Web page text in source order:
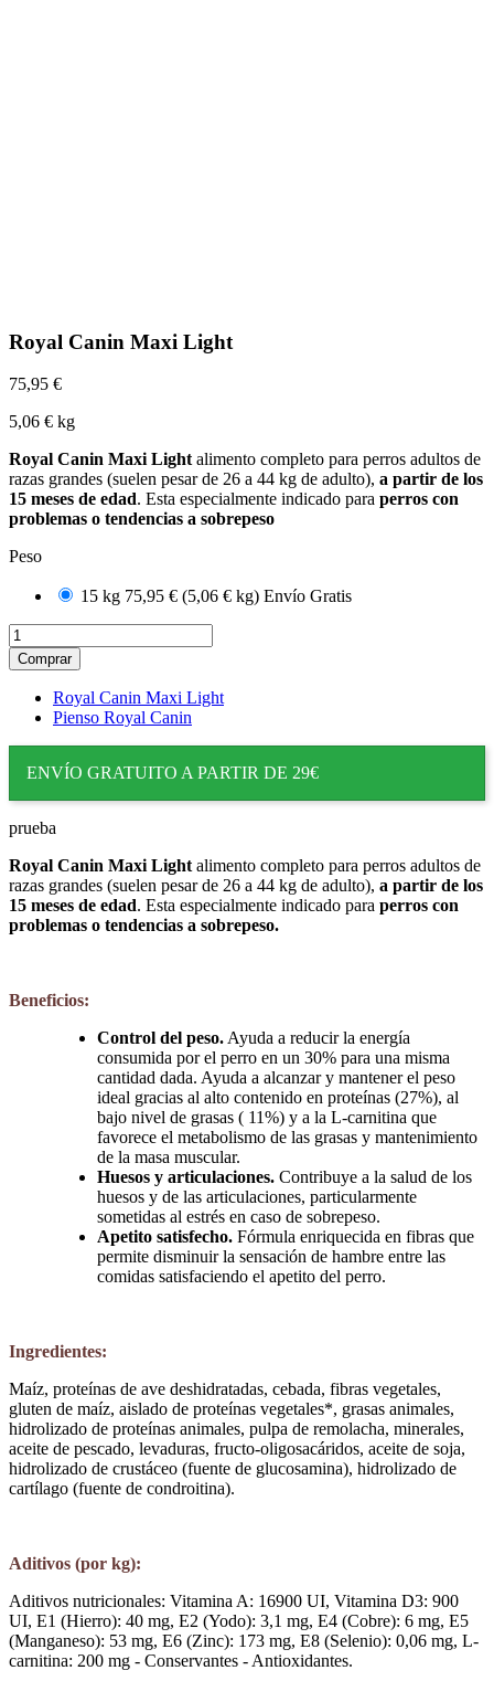
Royal Canin Maxi Light
75,95 €
5,06 € kg
Royal Canin Maxi Lightalimento completo para perros adultos de
razas grandes (suelen pesar de 26 a 44 kg de adulto), a partir de los
15 meses de edad. Esta especialmente indicado para perros con
problemas o tendencias a sobrepeso
Peso
15 kg 75,95 € (5,06 € kg) Envío Gratis
Comprar
Royal Canin Maxi Light
Pienso Royal Canin
ENVÍO GRATUITO A PARTIR DE 29€
prueba
Royal Canin Maxi Lightalimento completo para perros adultos de
razas grandes (suelen pesar de 26 a 44 kg de adulto), a partir de los
15 meses de edad. Esta especialmente indicado para perros con
problemas o tendencias a sobrepeso.
Beneficios:
Control del peso.Ayuda a reducir la energía
consumida por el perro en un 30% para una misma
cantidad dada. Ayuda a alcanzar y mantener el peso
ideal gracias al alto contenido en proteínas (27%), al
bajo nivel de grasas ( 11%) y a la L-carnitina que
favorece el metabolismo de las grasas y mantenimiento
de la masa muscular.
Huesos y articulaciones. Contribuye a la salud de los
huesos y de las articulaciones, particularmente
sometidas al estrés en caso de sobrepeso.
Apetito satisfecho. Fórmula enriquecida en fibras que
permite disminuir la sensación de hambre entre las
comidas satisfaciendo el apetito del perro.
Ingredientes:
Maíz, proteínas de ave deshidratadas, cebada, fibras vegetales,
gluten de maíz, aislado de proteínas vegetales*, grasas animales,
hidrolizado de proteínas animales, pulpa de remolacha, minerales,
aceite de pescado, levaduras, fructo-oligosacáridos, aceite de soja,
hidrolizado de crustáceo (fuente de glucosamina), hidrolizado de
cartílago (fuente de condroitina).
Aditivos (por kg):
Aditivos nutricionales: Vitamina A: 16900 UI, Vitamina D3: 900
UI, E1 (Hierro): 40 mg, E2 (Yodo): 3,1 mg, E4 (Cobre): 6 mg, E5
(Manganeso): 53 mg, E6 (Zinc): 173 mg, E8 (Selenio): 0,06 mg, L-
carnitina: 200 mg - Conservantes - Antioxidantes.